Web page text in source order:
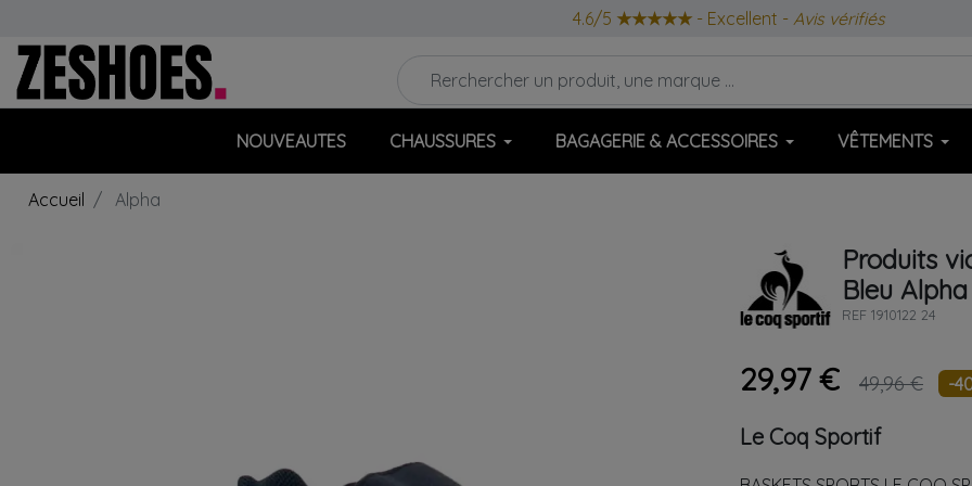
4.6/5 ★★★★★ - Excellent - Avis vérifiés
NOUVEAUTES CHAUSSURES BAGAGERIE & ACCESSOIRES VÊTEMENTS
Accueil Alpha
Produits
Bleu Alpha
REF 1910122 24
29,97 € 49,96 € -
Le Coq Sportif